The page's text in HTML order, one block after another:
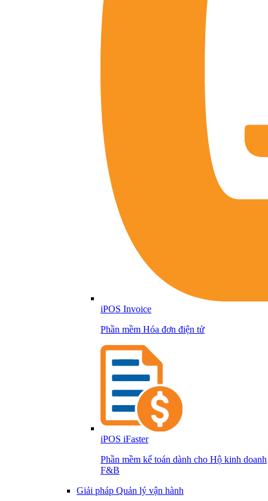
iPOS Invoice
Phần mềm Hóa đơn điện tử
iPOS iFaster
Phần mềm kế toán dành cho Hộ kinh doanh
F&B
Giải pháp Quản lý vận hành